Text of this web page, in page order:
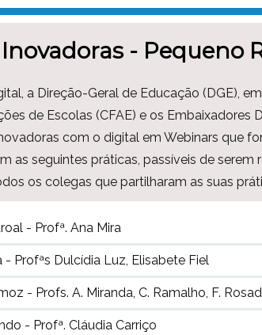
- Pequeno
a Direção-Geral de Educação (DGE),
de Escolas (CFAE) e os
com o digital em Webinars que
as seguintes práticas, passíveis de
os colegas que partilharam as suas
- Profª. Ana Mira
Profªs Dulcídia Luz, Elisabete Fiel
- Profs. A. Miranda, C. Ramalho, F.
- Profª. Cláudia Carriço